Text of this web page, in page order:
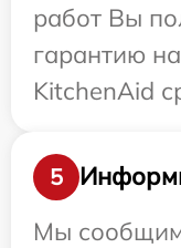
работ Вы
гарантию
KitchenAid
5
Мы